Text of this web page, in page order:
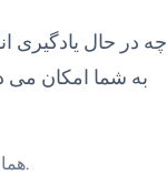
چه در حال یادگیری
همان سفر یادگیری ساختار یافته در تمام زبانهای پشتیبانی شده در دسترس است.